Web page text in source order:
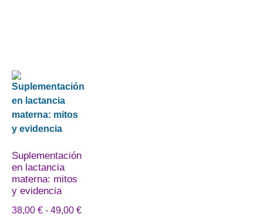
Suplementación
en lactancia
materna: mitos
y evidencia
38,00 € - 49,00 €